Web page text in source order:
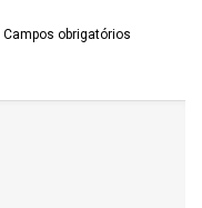
Campos obrigatórios